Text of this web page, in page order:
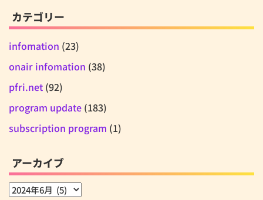
カテゴリー
infomation (23)
onair infomation (38)
pfri.net (92)
program update (183)
subscription program (1)
アーカイブ
ア